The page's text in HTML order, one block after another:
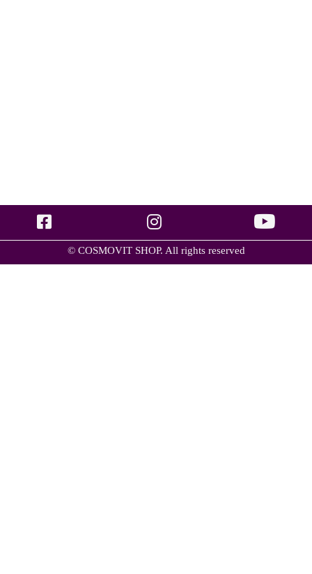
© COSMOVIT SHOP. All rights reserved